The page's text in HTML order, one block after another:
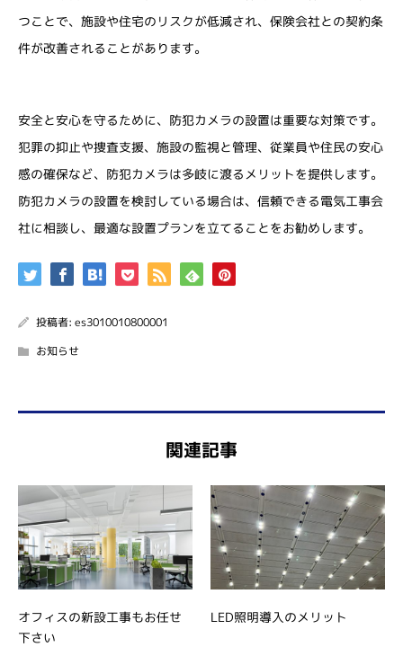
つことで、施設や住宅のリスクが低減され、保険会社との契約条
件が改善されることがあります。
安全と安心を守るために、防犯カメラの設置は重要な対策です。
犯罪の抑止や捜査支援、施設の監視と管理、従業員や住民の安心
感の確保など、防犯カメラは多岐に渡るメリットを提供します。
防犯カメラの設置を検討している場合は、信頼できる電気工事会
社に相談し、最適な設置プランを立てることをお勧めします。
投稿者: es3010010800001
お知らせ
関連記事
オフィスの新設工事もお任せ
下さい
LED照明導入のメリット